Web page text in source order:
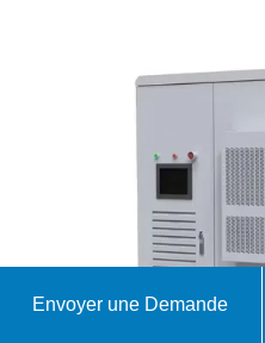
Envoyer une Demande